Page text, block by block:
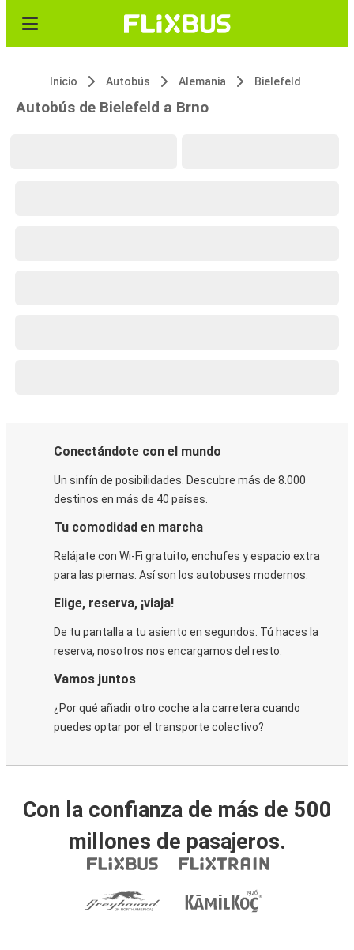
Inicio Autobús Alemania Bielefeld
Autobús de Bielefeld a Brno
Conectándote con el mundo
Un sinfín de posibilidades. Descubre más de 8.000
destinos en más de 40 países.
Tu comodidad en marcha
Relájate con Wi-Fi gratuito, enchufes y espacio extra
para las piernas. Así son los autobuses modernos.
Elige, reserva, ¡viaja!
De tu pantalla a tu asiento en segundos. Tú haces la
reserva, nosotros nos encargamos del resto.
Vamos juntos
¿Por qué añadir otro coche a la carretera cuando
puedes optar por el transporte colectivo?
Con la confianza de más de 500
millones de pasajeros.